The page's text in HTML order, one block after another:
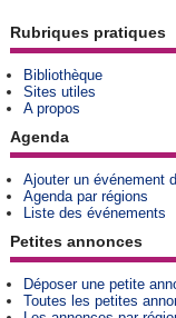
Rubriques pratiques
Bibliothèque
Sites utiles
A propos
Agenda
Ajouter un événement
Agenda par régions
Liste des événements
Petites annonces
Déposer une petite
Toutes les petites